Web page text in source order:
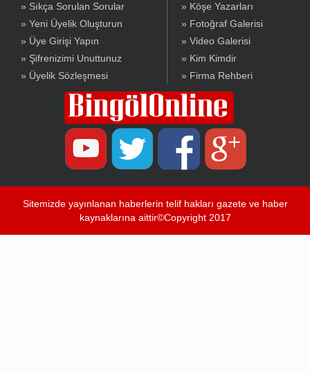
» Sıkça Sorulan Sorular
» Yeni Üyelik Oluşturun
» Üye Girişi Yapın
» Şifrenizimi Unuttunuz
» Üyelik Sözleşmesi
» Köşe Yazarları
» Fotoğraf Galerisi
» Video Galerisi
» Kim Kimdir
» Firma Rehberi
Sitemizde yayınlanan haberlerin telif hakları gazete ve haber
kaynaklarına aittir©Copyright 2017